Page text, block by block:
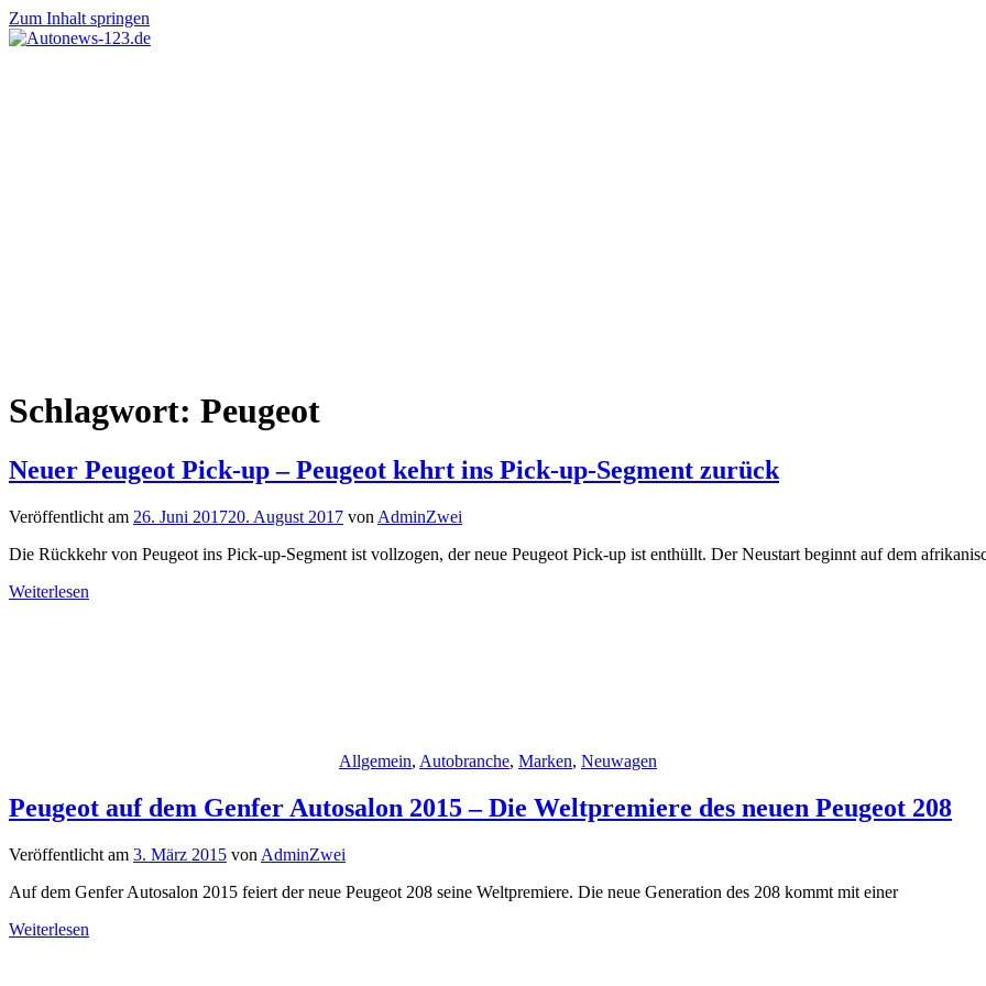
Zum Inhalt springen
Schlagwort: Peugeot
Neuer Peugeot Pick-up – Peugeot kehrt ins Pick-up-Segment zurück
Veröffentlicht am 26. Juni 201720. August 2017 von AdminZwei
Die Rückkehr von Peugeot ins Pick-up-Segment ist vollzogen, der neue Peugeot Pick-up ist enthüllt. Der Neustart beginnt auf dem
Weiterlesen
Allgemein, Autobranche, Marken, Neuwagen
Peugeot auf dem Genfer Autosalon 2015 – Die Weltpremiere des neuen Peugeot 208
Veröffentlicht am 3. März 2015 von AdminZwei
Auf dem Genfer Autosalon 2015 feiert der neue Peugeot 208 seine Weltpremiere. Die neue Generation des 208 kommt mit einer
Weiterlesen